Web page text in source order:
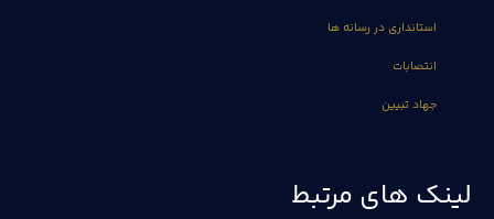
استانداری در رسانه ها
انتصابات
جهاد تبیین
لینک های مرتبط